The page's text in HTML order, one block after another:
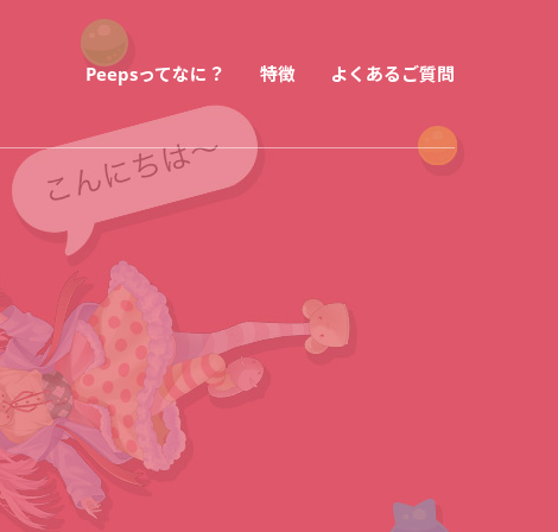
Peepsってなに？ 特徴 よくあるご質問